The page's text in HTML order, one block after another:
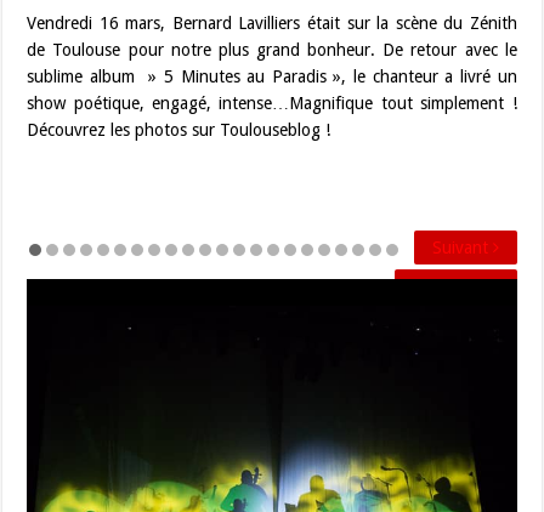
Vendredi 16 mars, Bernard Lavilliers était sur la scène du Zénith
de Toulouse pour notre plus grand bonheur. De retour avec le
sublime album » 5 Minutes au Paradis », le chanteur a livré un
show poétique, engagé, intense…Magnifique tout simplement !
Découvrez les photos sur Toulouseblog !
Suivant